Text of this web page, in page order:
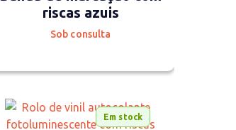
riscas azuis
Sob consulta
Em stock